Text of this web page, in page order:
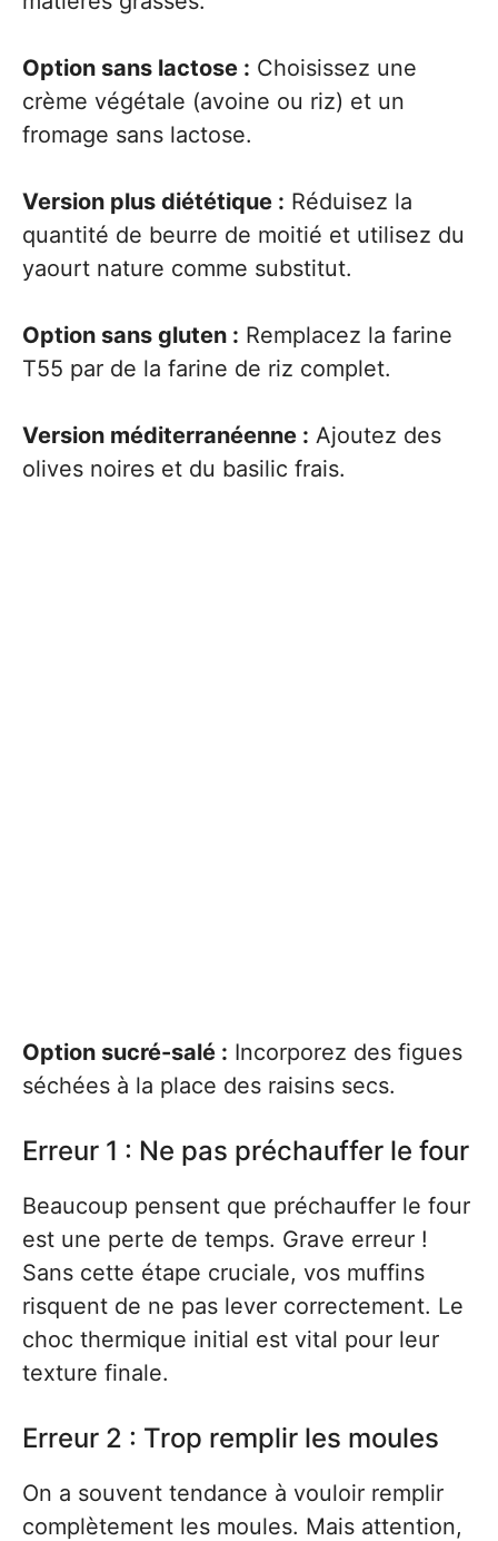
Option sans lactose : Choisissez une
crème végétale (avoine ou riz) et un
fromage sans lactose.
Version plus diététique : Réduisez la
quantité de beurre de moitié et utilisez du
yaourt nature comme substitut.
Option sans gluten : Remplacez la farine
T55 par de la farine de riz complet.
Version méditerranéenne : Ajoutez des
olives noires et du basilic frais.
Option sucré-salé : Incorporez des figues
séchées à la place des raisins secs.
Erreur 1 : Ne pas préchauffer le four
Beaucoup pensent que préchauffer le four
est une perte de temps. Grave erreur !
Sans cette étape cruciale, vos muffins
risquent de ne pas lever correctement. Le
choc thermique initial est vital pour leur
texture finale.
Erreur 2 : Trop remplir les moules
On a souvent tendance à vouloir remplir
complètement les moules. Mais attention,